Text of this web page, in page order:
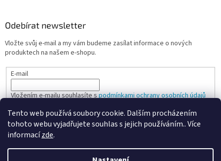
Tento web používá soubory cookie. Dalším procházením
tohoto webu vyjadřujete souhlas s jejich používáním.. Více
informacízde.
Odebírat newsletter
Vložte svůj e-mail a my vám budeme zasílat informace o nových
produktech na našem e-shopu.
E-mail
Vložením e-mailu souhlasíte spodmínkami ochrany osobních údajů
PŘIHLÁSIT SE